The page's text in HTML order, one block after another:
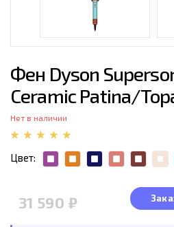
Фен Dyson
Ceramic Patina/
Нет в наличии
Цвет:
31 590 ₽